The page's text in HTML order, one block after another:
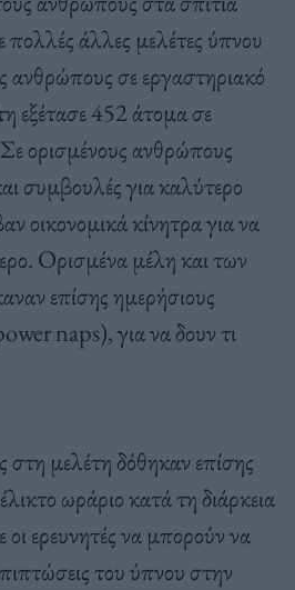
πολλές άλλες μελέτες ύπνου
σε εργαστηριακό
εξέτασε 452 άτομα σε
ορισμένους ανθρώπους
συμβουλές για καλύτερο
οικονομικά κίνητρα για να
Ορισμένα μέλη και των
επίσης ημερήσιους
naps), για να δουν τι
στη μελέτη δόθηκαν επίσης
ωράριο κατά τη διάρκεια
ερευνητές να μπορούν να
του ύπνου στην